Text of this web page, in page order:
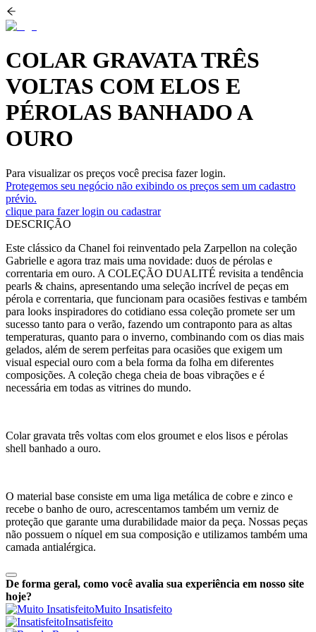
COLAR GRAVATA TRÊS
VOLTAS COM ELOS E
PÉROLAS BANHADO A
OURO
Para visualizar os preços você precisa fazer login.
Protegemos seu negócio não exibindo os preços sem um cadastro
prévio.
clique para fazer login ou cadastrar
DESCRIÇÃO
Este clássico da Chanel foi reinventado pela Zarpellon na coleção
Gabrielle e agora traz mais uma novidade: duos de pérolas e
correntaria em ouro. A COLEÇÃO DUALITÉ revisita a tendência
pearls & chains, apresentando uma seleção incrível de peças em
pérola e correntaria, que funcionam para ocasiões festivas e também
para looks inspiradores do cotidiano essa coleção promete ser um
sucesso tanto para o verão, fazendo um contraponto para as altas
temperaturas, quanto para o inverno, combinando com os dias mais
gelados, além de serem perfeitas para ocasiões que exigem um
visual especial ouro com a bela forma da folha em diferentes
composições. A coleção chega cheia de boas vibrações e é
necessária em todas as vitrines do mundo.
Colar gravata três voltas com elos groumet e elos lisos e pérolas
shell banhado a ouro.
O material base consiste em uma liga metálica de cobre e zinco e
recebe o banho de ouro, acrescentamos também um verniz de
proteção que garante uma durabilidade maior da peça. Nossas peças
não possuem o níquel em sua composição e utilizamos também uma
camada antialérgica.
De forma geral, como você avalia sua experiência em nosso site
hoje?
Muito Insatisfeito
Insatisfeito